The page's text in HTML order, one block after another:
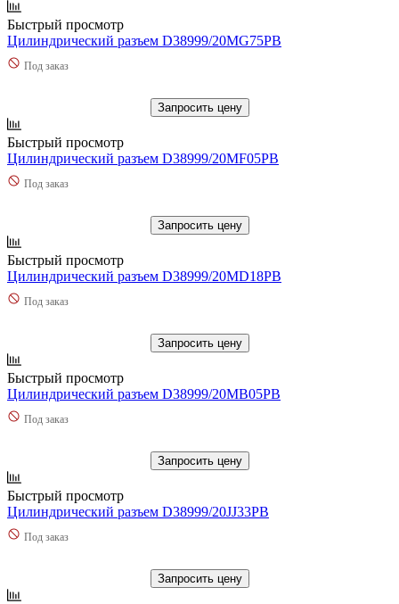
Быстрый просмотр
Цилиндрический разъем D38999/20MG75PB
Под заказ
Запросить цену
Быстрый просмотр
Цилиндрический разъем D38999/20MF05PB
Под заказ
Запросить цену
Быстрый просмотр
Цилиндрический разъем D38999/20MD18PB
Под заказ
Запросить цену
Быстрый просмотр
Цилиндрический разъем D38999/20MB05PB
Под заказ
Запросить цену
Быстрый просмотр
Цилиндрический разъем D38999/20JJ33PB
Под заказ
Запросить цену